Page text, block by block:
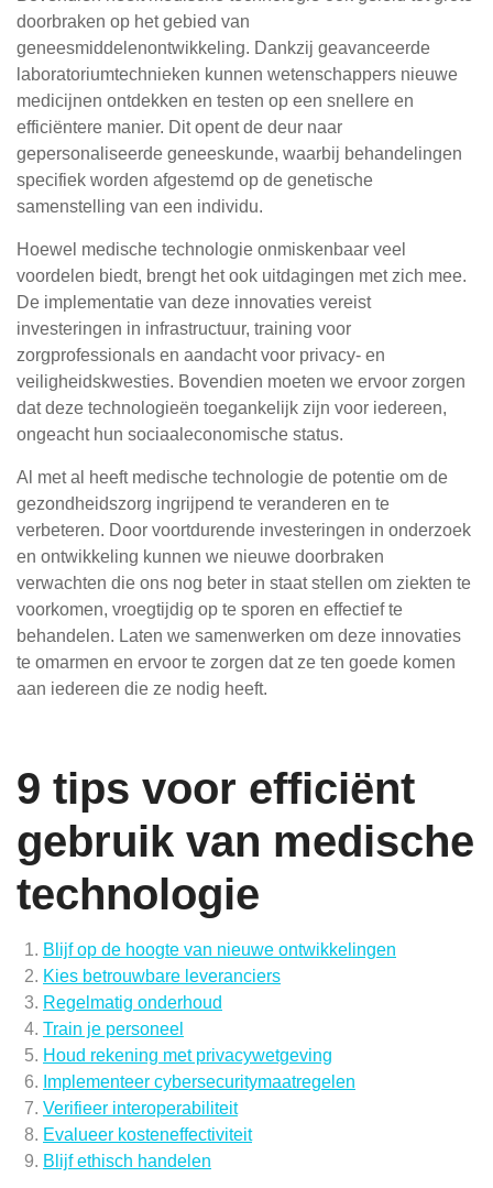
doorbraken op het gebied van
geneesmiddelenontwikkeling. Dankzij geavanceerde
laboratoriumtechnieken kunnen wetenschappers nieuwe
medicijnen ontdekken en testen op een snellere en
efficiëntere manier. Dit opent de deur naar
gepersonaliseerde geneeskunde, waarbij behandelingen
specifiek worden afgestemd op de genetische
samenstelling van een individu.
Hoewel medische technologie onmiskenbaar veel
voordelen biedt, brengt het ook uitdagingen met zich mee.
De implementatie van deze innovaties vereist
investeringen in infrastructuur, training voor
zorgprofessionals en aandacht voor privacy- en
veiligheidskwesties. Bovendien moeten we ervoor zorgen
dat deze technologieën toegankelijk zijn voor iedereen,
ongeacht hun sociaaleconomische status.
Al met al heeft medische technologie de potentie om de
gezondheidszorg ingrijpend te veranderen en te
verbeteren. Door voortdurende investeringen in onderzoek
en ontwikkeling kunnen we nieuwe doorbraken
verwachten die ons nog beter in staat stellen om ziekten te
voorkomen, vroegtijdig op te sporen en effectief te
behandelen. Laten we samenwerken om deze innovaties
te omarmen en ervoor te zorgen dat ze ten goede komen
aan iedereen die ze nodig heeft.
9 tips voor efficiënt
gebruik van medische
technologie
Blijf op de hoogte van nieuwe ontwikkelingen
Kies betrouwbare leveranciers
Regelmatig onderhoud
Train je personeel
Houd rekening met privacywetgeving
Implementeer cybersecuritymaatregelen
Verifieer interoperabiliteit
Evalueer kosteneffectiviteit
Blijf ethisch handelen